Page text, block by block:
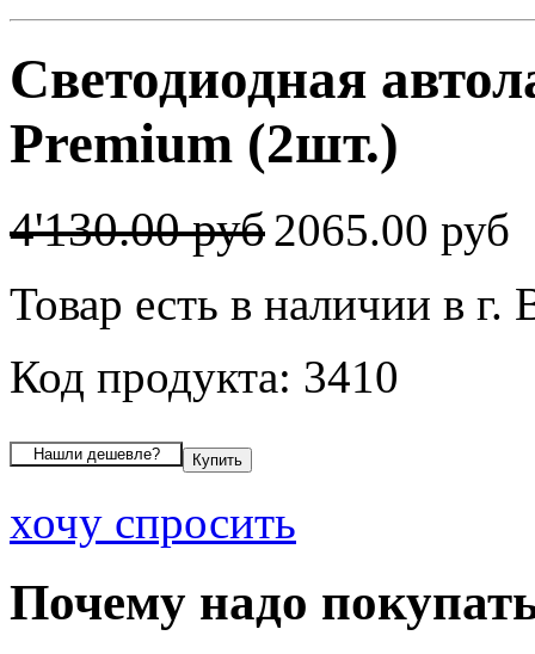
Светодиодная
Premium (2шт.)
4'130.00 руб2065.00 руб
Товар есть в наличии в г.
Код продукта: 3410
хочу спросить
Почему надо